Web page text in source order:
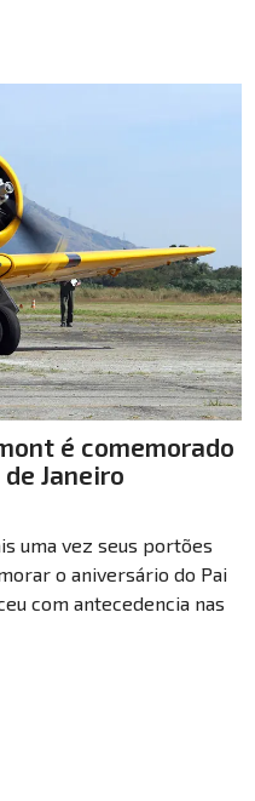
é comemorado
Janeiro
uma vez seus portões
o aniversário do Pai
com antecedencia nas